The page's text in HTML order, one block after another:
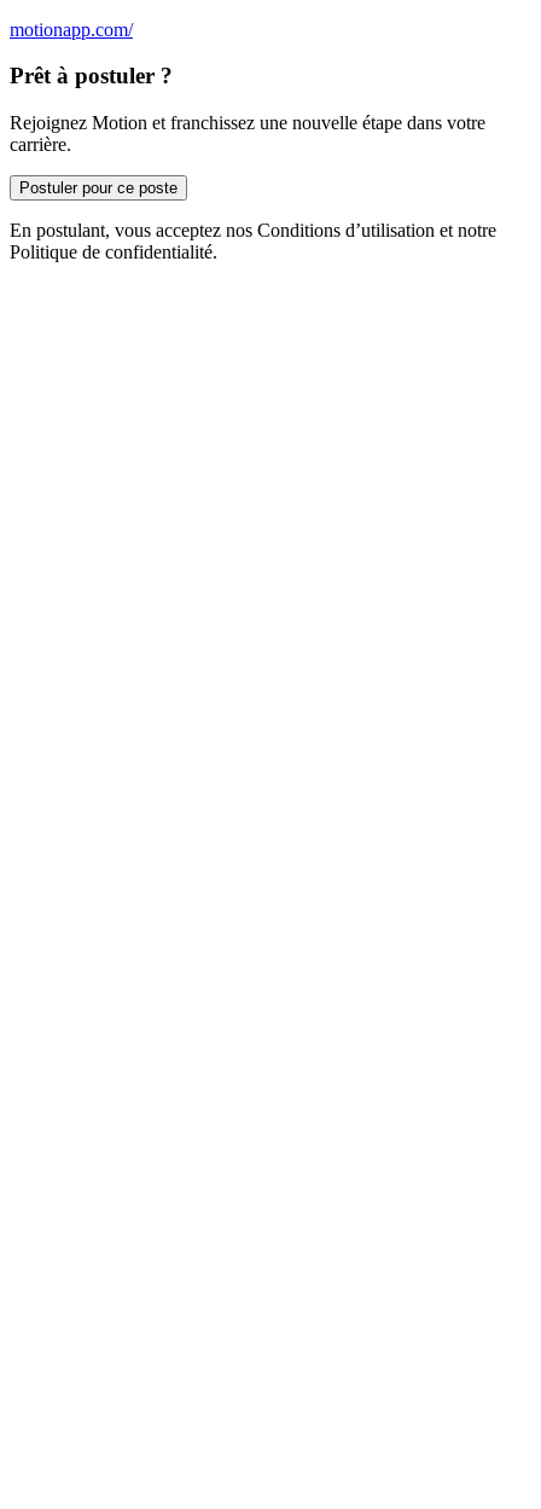
motionapp.com/
Prêt à postuler ?
Rejoignez Motion et franchissez une nouvelle étape dans votre
carrière.
Postuler pour ce poste
En postulant, vous acceptez nos Conditions d’utilisation et notre
Politique de confidentialité.